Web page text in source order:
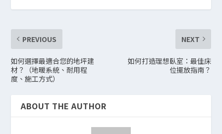
PREVIOUS
如何選擇最適合您的地坪建
材？（地暖系統、耐用程
度、施工方式）
NEXT
如何打造理想臥室：最佳床
位擺放指南？
ABOUT THE AUTHOR